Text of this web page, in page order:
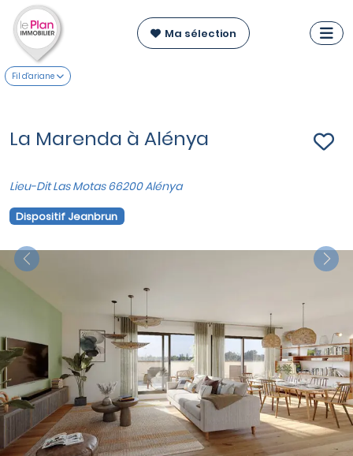
Ma sélection
Fil d'ariane
La Marenda à Alénya
Lieu-Dit Las Motas 66200 Alénya
Dispositif Jeanbrun
Previous
Next
VOIR SUR LA CARTE
Appartements du T2 au T4
à partir de
153 000 €
Nos autres appartements neufs
à Alénya
Livraison :4ème trimestre 2027
Etat d'avancement :Nouveau programme
Éligible :Dispositif Jeanbrun